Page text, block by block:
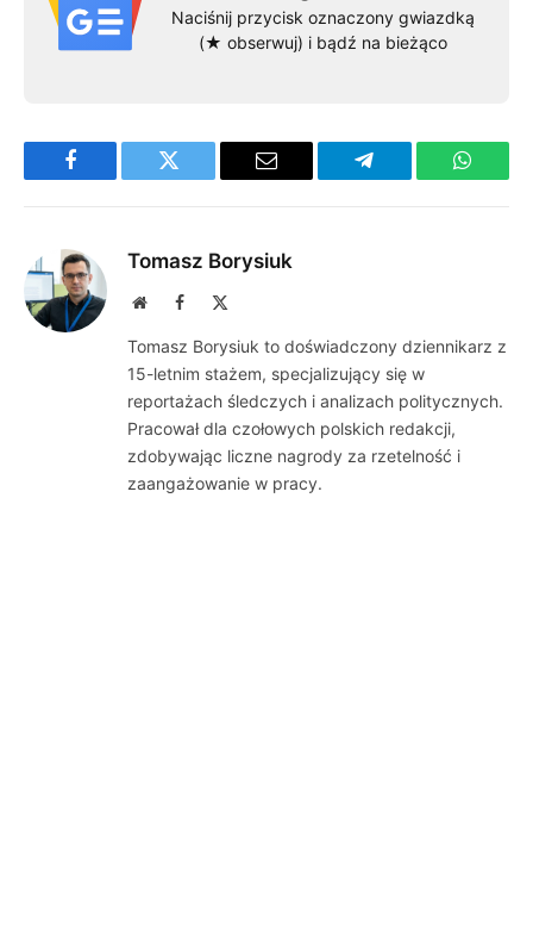
Naciśnij przycisk oznaczony gwiazdką
(★ obserwuj) i bądź na bieżąco
Facebook Twitter Email Telegram
Tomasz Borysiuk
WebsiteFacebook
Tomasz Borysiuk to doświadczony dziennikarz z
15-letnim stażem, specjalizujący się w
reportażach śledczych i analizach politycznych.
Pracował dla czołowych polskich redakcji,
zdobywając liczne nagrody za rzetelność i
zaangażowanie w pracy.